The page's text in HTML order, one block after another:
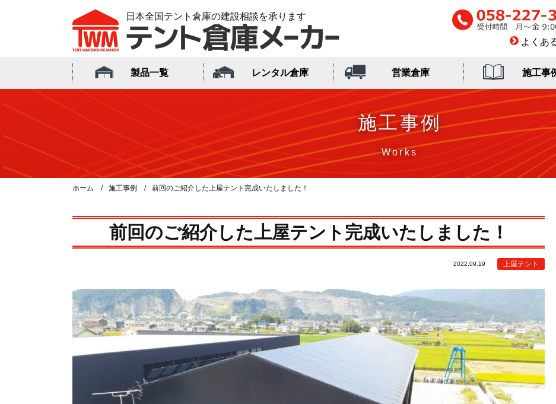
日本全国テント倉庫の建設相談を承ります
よくあ
製品一覧 レンタル倉庫 営業倉庫 施工事
施工事例
ホーム 施工事例 前回のご紹介した上屋テント完成いたしました！
前回のご紹介した上屋テント完成いたしました！
2022.09.19 上屋テント